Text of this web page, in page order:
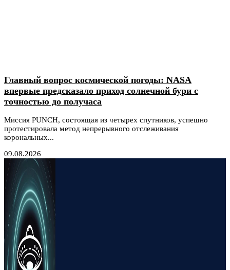
Главный вопрос космической погоды: NASA
впервые предсказало приход солнечной бури с
точностью до получаса
Миссия PUNCH, состоящая из четырех спутников, успешно
протестировала метод непрерывного отслеживания
корональных...
09.08.2026